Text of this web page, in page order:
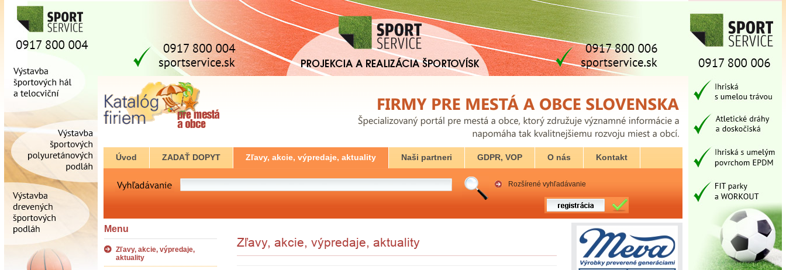
Úvod ZADAŤ DOPYT Zľavy, akcie, výpredaje, aktuality Naši partneri GDPR, VOP O nás Kontakt
Rozšírené vyhľadávanie
Menu
Zľavy, akcie, výpredaje,
aktuality